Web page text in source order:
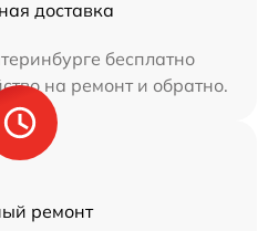
доставка
бесплатно
на ремонт и обратно.
ремонт